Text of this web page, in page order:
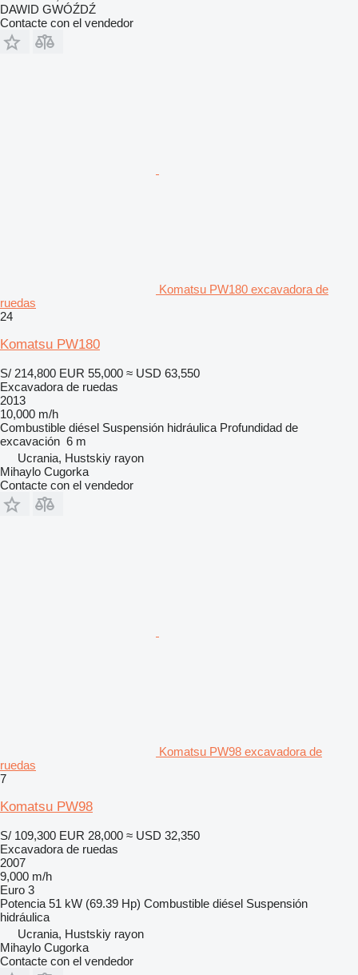
DAWID GWÓŹDŹ
Contacte con el vendedor
Komatsu PW180 excavadora de
ruedas
24
Komatsu PW180
S/ 214,800 EUR 55,000 ≈ USD 63,550
Excavadora de ruedas
2013
10,000 m/h
Combustible diésel Suspensión hidráulica Profundidad de
excavación 6 m
Ucrania, Hustskiy rayon
Mihaylo Cugorka
Contacte con el vendedor
Komatsu PW98 excavadora de
ruedas
7
Komatsu PW98
S/ 109,300 EUR 28,000 ≈ USD 32,350
Excavadora de ruedas
2007
9,000 m/h
Euro 3
Potencia 51 kW (69.39 Hp) Combustible diésel Suspensión
hidráulica
Ucrania, Hustskiy rayon
Mihaylo Cugorka
Contacte con el vendedor